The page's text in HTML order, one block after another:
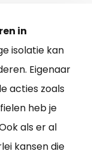
in
isolatie kan
Eigenaar
acties zoals
heb je
als er al
kansen die